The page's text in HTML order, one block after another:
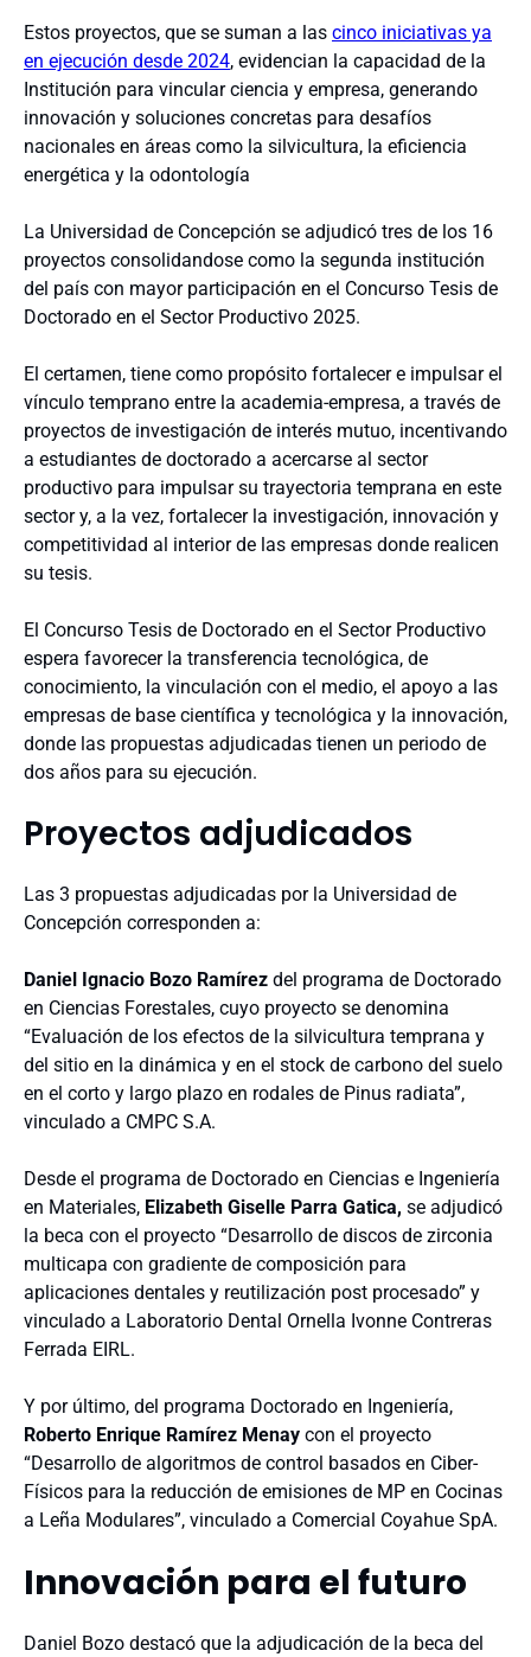
Estos proyectos, que se suman a las cinco iniciativas ya
en ejecución desde 2024, evidencian la capacidad de la
Institución para vincular ciencia y empresa, generando
innovación y soluciones concretas para desafíos
nacionales en áreas como la silvicultura, la eficiencia
energética y la odontología
La Universidad de Concepción se adjudicó tres de los 16
proyectos consolidandose como la segunda institución
del país con mayor participación en el Concurso Tesis de
Doctorado en el Sector Productivo 2025.
El certamen, tiene como propósito fortalecer e impulsar el
vínculo temprano entre la academia-empresa, a través de
proyectos de investigación de interés mutuo, incentivando
a estudiantes de doctorado a acercarse al sector
productivo para impulsar su trayectoria temprana en este
sector y, a la vez, fortalecer la investigación, innovación y
competitividad al interior de las empresas donde realicen
su tesis.
El Concurso Tesis de Doctorado en el Sector Productivo
espera favorecer la transferencia tecnológica, de
conocimiento, la vinculación con el medio, el apoyo a las
empresas de base científica y tecnológica y la innovación,
donde las propuestas adjudicadas tienen un periodo de
dos años para su ejecución.
Proyectos adjudicados
Las 3 propuestas adjudicadas por la Universidad de
Concepción corresponden a:
Daniel Ignacio Bozo Ramírez del programa de Doctorado
en Ciencias Forestales, cuyo proyecto se denomina
“Evaluación de los efectos de la silvicultura temprana y
del sitio en la dinámica y en el stock de carbono del suelo
en el corto y largo plazo en rodales de Pinus radiata”,
vinculado a CMPC S.A.
Desde el programa de Doctorado en Ciencias e Ingeniería
en Materiales, Elizabeth Giselle Parra Gatica, se adjudicó
la beca con el proyecto “Desarrollo de discos de zirconia
multicapa con gradiente de composición para
aplicaciones dentales y reutilización post procesado” y
vinculado a Laboratorio Dental Ornella Ivonne Contreras
Ferrada EIRL.
Y por último, del programa Doctorado en Ingeniería,
Roberto Enrique Ramírez Menay con el proyecto
“Desarrollo de algoritmos de control basados en Ciber-
Físicos para la reducción de emisiones de MP en Cocinas
a Leña Modulares”, vinculado a Comercial Coyahue SpA.
Innovación para el futuro
Daniel Bozo destacó que la adjudicación de la beca del